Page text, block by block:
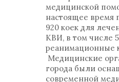
медицинской
настоящее время
920 коек для
КВИ, в том числе
реанимационные
Медицинские
города были
современной